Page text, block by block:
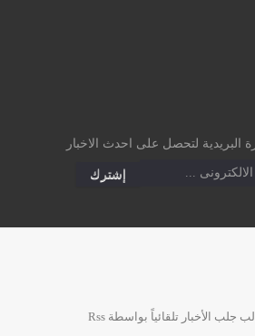
البريدية لتحصل على احدث الاخبار